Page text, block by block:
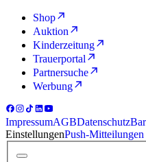
Shop
Auktion
Kinderzeitung
Trauerportal
Partnersuche
Werbung
ImpressumAGBDatenschutz
EinstellungenPush-Mitteilungen